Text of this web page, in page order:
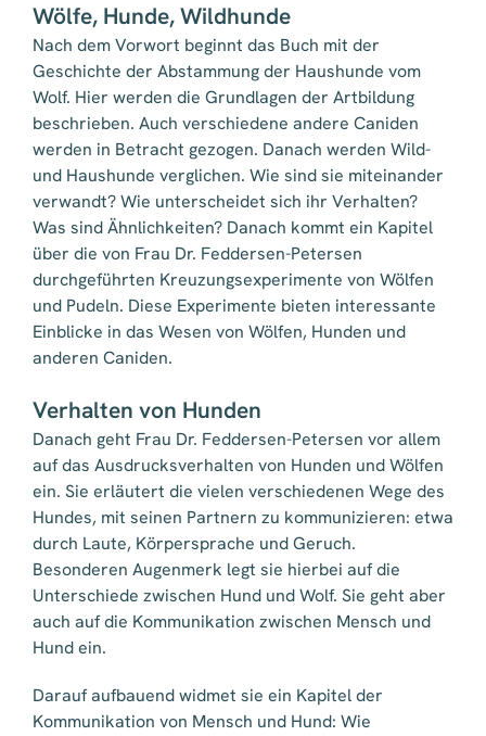
Wölfe, Hunde, Wildhunde
Nach dem Vorwort beginnt das Buch mit der
Geschichte der Abstammung der Haushunde vom
Wolf. Hier werden die Grundlagen der Artbildung
beschrieben. Auch verschiedene andere Caniden
werden in Betracht gezogen. Danach werden Wild-
und Haushunde verglichen. Wie sind sie miteinander
verwandt? Wie unterscheidet sich ihr Verhalten?
Was sind Ähnlichkeiten? Danach kommt ein Kapitel
über die von Frau Dr. Feddersen-Petersen
durchgeführten Kreuzungsexperimente von Wölfen
und Pudeln. Diese Experimente bieten interessante
Einblicke in das Wesen von Wölfen, Hunden und
anderen Caniden.
Verhalten von Hunden
Danach geht Frau Dr. Feddersen-Petersen vor allem
auf das Ausdrucksverhalten von Hunden und Wölfen
ein. Sie erläutert die vielen verschiedenen Wege des
Hundes, mit seinen Partnern zu kommunizieren: etwa
durch Laute, Körpersprache und Geruch.
Besonderen Augenmerk legt sie hierbei auf die
Unterschiede zwischen Hund und Wolf. Sie geht aber
auch auf die Kommunikation zwischen Mensch und
Hund ein.
Darauf aufbauend widmet sie ein Kapitel der
Kommunikation von Mensch und Hund: Wie